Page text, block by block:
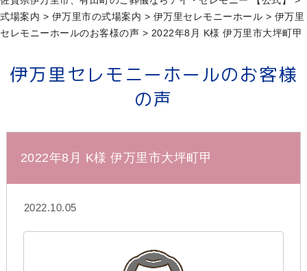
式場案内 > 伊万里市の式場案内 > 伊万⾥セレモニーホール > 伊万里
セレモニーホールのお客様の声 > 2022年8月 K様 伊万里市大坪町甲
伊万里セレモニーホールのお客様
の声
2022年8月 K様 伊万里市大坪町甲
2022.10.05